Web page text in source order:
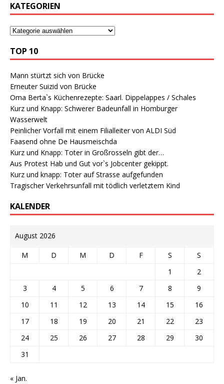
KATEGORIEN
TOP 10
Mann stürtzt sich von Brücke
Erneuter Suizid von Brücke
Oma Berta`s Küchenrezepte: Saarl. Dippelappes / Schales
Kurz und Knapp: Schwerer Badeunfall in Homburger
Wasserwelt
Peinlicher Vorfall mit einem Filialleiter von ALDI Süd
Faasend ohne De Hausmeischda
Kurz und Knapp: Toter in Großrosseln gibt der…
Aus Protest Hab und Gut vor`s Jobcenter gekippt.
Kurz und knapp: Toter auf Strasse aufgefunden
Tragischer Verkehrsunfall mit tödlich verletztem Kind
KALENDER
August 2026
M D M D F S
S
1
2
3
4 5 6 7 8
9
10
11 12 13 14 15
16
17
18 19 20 21 22
23
24
25 26 27 28 29
30
31
« Jan.